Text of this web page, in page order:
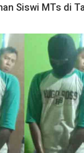
Siswi MTs di